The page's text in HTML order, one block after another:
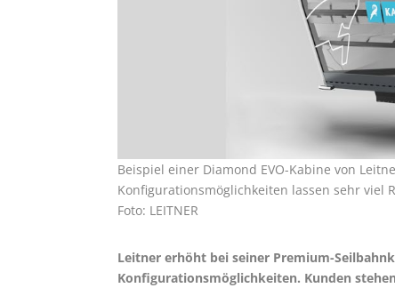
Beispiel einer Diamond EVO-Kabine von
Konfigurationsmöglichkeiten lassen sehr viel
Foto: LEITNER
Leitner erhöht bei seiner Premium-
Konfigurationsmöglichkeiten. Kunden